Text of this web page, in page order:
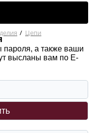
/ Цепи
пароля, а также ваши
высланы вам по E-